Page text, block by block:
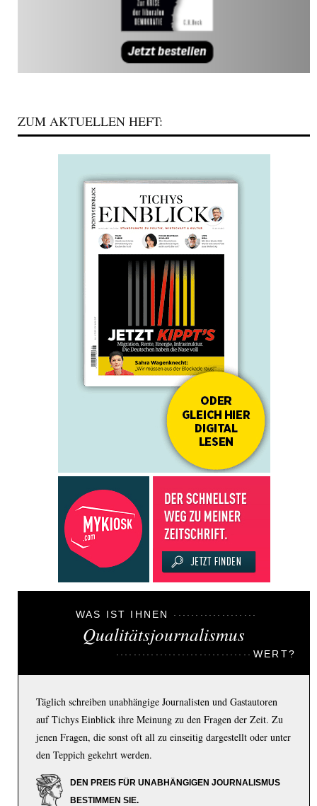
ZUM AKTUELLEN HEFT:
WAS IST IHNEN
Qualitätsjournalismus
WERT?
Täglich schreiben unabhängige Journalisten und Gastautoren
auf Tichys Einblick ihre Meinung zu den Fragen der Zeit. Zu
jenen Fragen, die sonst oft all zu einseitig dargestellt oder unter
den Teppich gekehrt werden.
DEN PREIS FÜR UNABHÄNGIGEN JOURNALISMUS
BESTIMMEN SIE.